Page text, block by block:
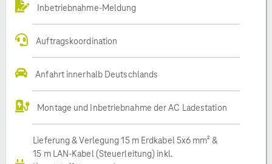
Inbetriebnahme-Meldung
Auftragskoordination
Anfahrt innerhalb Deutschlands
Montage und Inbetriebnahme der AC Ladestation
Lieferung & Verlegung 15 m Erdkabel 5x6 mm² &
15 m LAN-Kabel (Steuerleitung) inkl.